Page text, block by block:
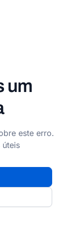
um
este erro.
úteis